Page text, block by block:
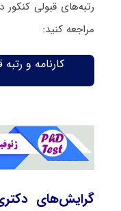
رتبه‌های قبولی
مراجعه کنید:
کارنامه و
گرایش‌های